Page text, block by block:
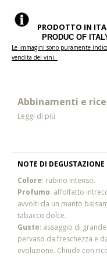
PRODOTTO IN
PRODUC OF ITALY -
Le immagini sono puramente
vendita dei vini.
Abbinamenti e
Leggi di più
NOTE DI DEGUSTAZIONE
Colore: rubino intenso.
Profumo: all’olfatto
avvolti da un manto
tabacco dolce.
Gusto: assaggio di
pervaso da freschezza e
evoluzione. Chiude con